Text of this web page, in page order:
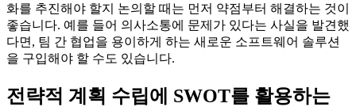
화를 추진해야 할지 논의할 때는 먼저 약점부터 해결하는 것이
좋습니다. 예를 들어 의사소통에 문제가 있다는 사실을 발견했
다면, 팀 간 협업을 용이하게 하는 새로운 소프트웨어 솔루션
을 구입해야 할 수도 있습니다.
전략적 계획 수립에 SWOT를 활용하는